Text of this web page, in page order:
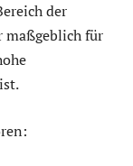
der
maßgeblich für